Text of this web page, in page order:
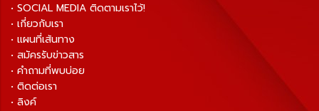
• SOCIAL MEDIA ติดตามเราไว้!
• เกี่ยวกับเรา
• แผนที่เส้นทาง
• สมัครรับข่าวสาร
• คำถามที่พบบ่อย
• ติดต่อเรา
• ลิงค์